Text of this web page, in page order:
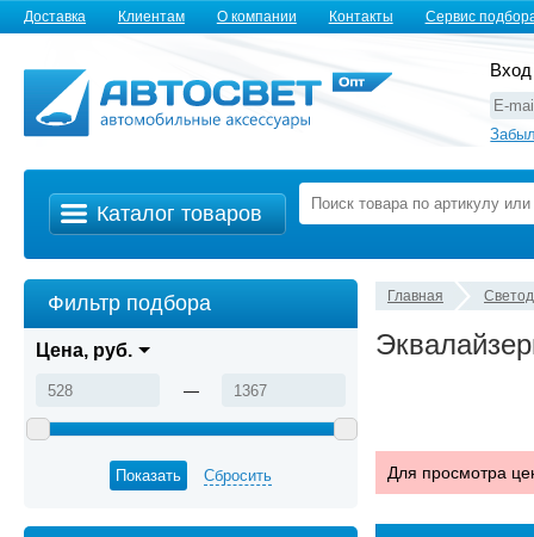
Доставка Клиентам О компании Контакты Сервис
Каталог товаров
Фильтр подбора
Цена, руб.
—
Сбросить
Главная
Для просмотра